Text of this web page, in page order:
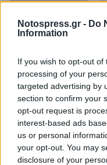
Notospress.gr - Do
Information
If you wish to opt-out
processing of your
targeted advertising by
section to confirm your
opt-out request is
interest-based ads
us or personal
your opt-out. You may
disclosure of your
Ο «χάρτης» των
και τη ΔΥΠΑ έως
08/08/2026 12:28